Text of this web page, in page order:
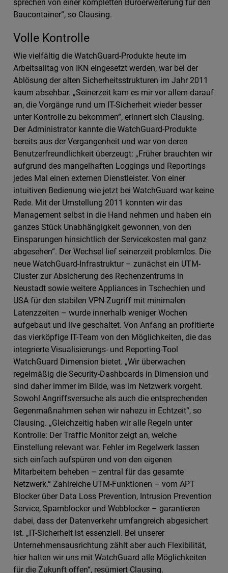
sprechen von einer kompletten Büroerweiterung für den
Baucontainer“, so Clausing.
Volle Kontrolle
Wie vielfältig die WatchGuard-Produkte heute im
Arbeitsalltag von IKN eingesetzt werden, war bei der
Ablösung der alten Sicherheitsstrukturen im Jahr 2011
kaum absehbar. „Seinerzeit kam es mir vor allem darauf
an, die Vorgänge rund um IT-Sicherheit wieder besser
unter Kontrolle zu bekommen“, erinnert sich Clausing.
Der Administrator kannte die WatchGuard-Produkte
bereits aus der Vergangenheit und war von deren
Benutzerfreundlichkeit überzeugt: „Früher brauchten wir
aufgrund des mangelhaften Loggings und Reportings
jedes Mal einen externen Dienstleister. Von einer
intuitiven Bedienung wie jetzt bei WatchGuard war keine
Rede. Mit der Umstellung 2011 konnten wir das
Management selbst in die Hand nehmen und haben ein
ganzes Stück Unabhängigkeit gewonnen, von den
Einsparungen hinsichtlich der Servicekosten mal ganz
abgesehen“. Der Wechsel lief seinerzeit problemlos. Die
neue WatchGuard-Infrastruktur – zunächst ein UTM-
Cluster zur Absicherung des Rechenzentrums in
Neustadt sowie weitere Appliances in Tschechien und
USA für den stabilen VPN-Zugriff mit minimalen
Latenzzeiten – wurde innerhalb weniger Wochen
aufgebaut und live geschaltet. Von Anfang an profitierte
das vierköpfige IT-Team von den Möglichkeiten, die das
integrierte Visualisierungs- und Reporting-Tool
WatchGuard Dimension bietet. „Wir überwachen
regelmäßig die Security-Dashboards in Dimension und
sind daher immer im Bilde, was im Netzwerk vorgeht.
Sowohl Angriffsversuche als auch die entsprechenden
Gegenmaßnahmen sehen wir nahezu in Echtzeit“, so
Clausing. „Gleichzeitig haben wir alle Regeln unter
Kontrolle: Der Traffic Monitor zeigt an, welche
Einstellung relevant war. Fehler im Regelwerk lassen
sich einfach aufspüren und von den eigenen
Mitarbeitern beheben – zentral für das gesamte
Netzwerk.“ Zahlreiche UTM-Funktionen – vom APT
Blocker über Data Loss Prevention, Intrusion Prevention
Service, Spamblocker und Webblocker – garantieren
dabei, dass der Datenverkehr umfangreich abgesichert
ist. „IT-Sicherheit ist essenziell. Bei unserer
Unternehmensausrichtung zählt aber auch Flexibilität,
hier halten wir uns mit WatchGuard alle Möglichkeiten
für die Zukunft offen“, resümiert Clausing.